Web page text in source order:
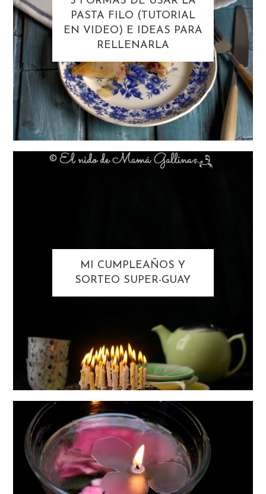
PASTA FILO (TUTORIAL
EN VIDEO) E IDEAS PARA
RELLENARLA
MI CUMPLEAÑOS Y
SORTEO SUPER-GUAY